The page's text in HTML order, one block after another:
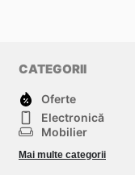
CATEGORII
Oferte
Electronică
Mobilier
Copii
Mai multe categorii